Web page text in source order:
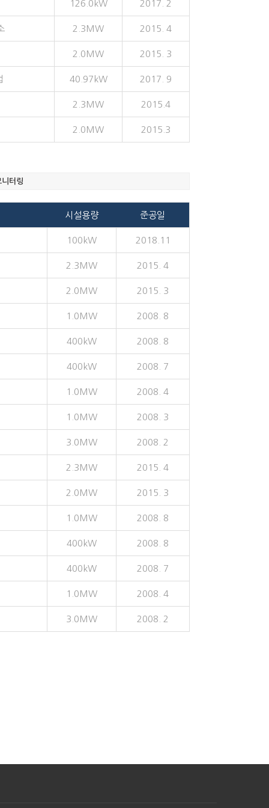
126.0kW 2017. 2
2.3MW 2015. 4
2.0MW 2015. 3
40.97kW 2017. 9
2.3MW 2015.4
2.0MW 2015.3
터링
시설용량 준공일
100kW 2018.11
2.3MW 2015. 4
2.0MW 2015. 3
1.0MW 2008. 8
400kW 2008. 8
400kW 2008. 7
1.0MW 2008. 4
1.0MW 2008. 3
3.0MW 2008. 2
2.3MW 2015. 4
2.0MW 2015. 3
1.0MW 2008. 8
400kW 2008. 8
400kW 2008. 7
1.0MW 2008. 4
3.0MW 2008. 2